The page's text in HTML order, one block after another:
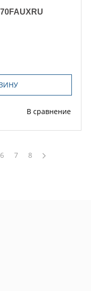
В сравнение
6 7 8